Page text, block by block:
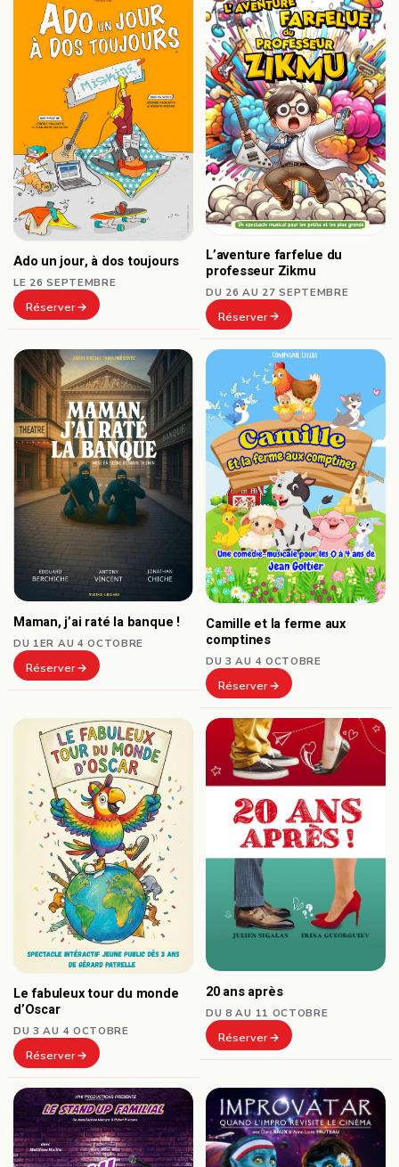
Ado un jour, à dos toujours
LE 26 SEPTEMBRE
Réserver
L’aventure farfelue du
professeur Zikmu
DU 26 AU 27 SEPTEMBRE
Réserver
Maman, j’ai raté la banque !
DU 1ER AU 4 OCTOBRE
Réserver
Camille et la ferme aux
comptines
DU 3 AU 4 OCTOBRE
Réserver
Le fabuleux tour du monde
d’Oscar
DU 3 AU 4 OCTOBRE
Réserver
20 ans après
DU 8 AU 11 OCTOBRE
Réserver